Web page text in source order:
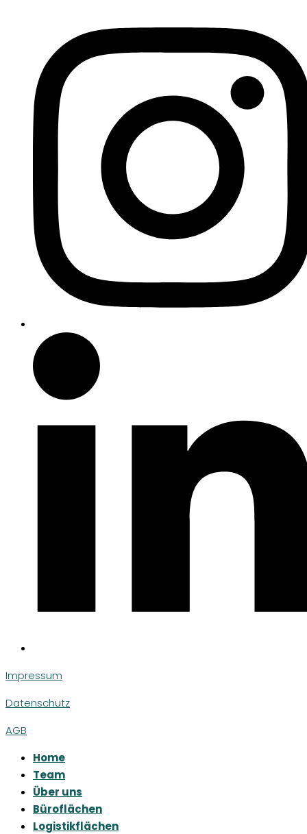
Impressum
Datenschutz
AGB
Home
Team
Über uns
Büroflächen
Logistikflächen